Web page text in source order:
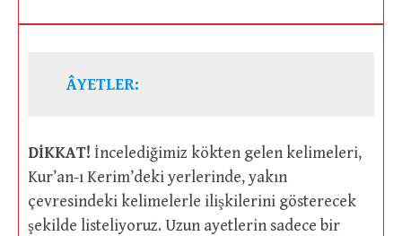
ÂYETLER:
DİKKAT! İncelediğimiz kökten gelen kelimeleri,
Kur’an-ı Kerim’deki yerlerinde, yakın
çevresindeki kelimelerle ilişkilerini gösterecek
şekilde listeliyoruz. Uzun ayetlerin sadece bir